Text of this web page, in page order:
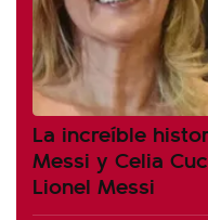
La increíble
Messi y Celia
Lionel Messi